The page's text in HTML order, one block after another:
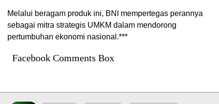
Melalui beragam produk ini, BNI mempertegas perannya
sebagai mitra strategis UMKM dalam mendorong
pertumbuhan ekonomi nasional.***
Facebook Comments Box